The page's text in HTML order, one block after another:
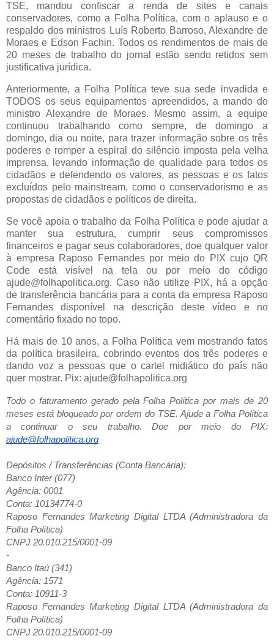
TSE, mandou confiscar a renda de sites e canais
conservadores, como a Folha Política, com o aplauso e o
respaldo dos ministros Luís Roberto Barroso, Alexandre de
Moraes e Edson Fachin. Todos os rendimentos de mais de
20 meses de trabalho do jornal estão sendo retidos sem
justificativa jurídica.
Anteriormente, a Folha Política teve sua sede invadida e
TODOS os seus equipamentos apreendidos, a mando do
ministro Alexandre de Moraes. Mesmo assim, a equipe
continuou trabalhando como sempre, de domingo a
domingo, dia ou noite, para trazer informação sobre os três
poderes e romper a espiral do silêncio imposta pela velha
imprensa, levando informação de qualidade para todos os
cidadãos e defendendo os valores, as pessoas e os fatos
excluídos pelo mainstream, como o conservadorismo e as
propostas de cidadãos e políticos de direita.
Se você apoia o trabalho da Folha Política e pode ajudar a
manter sua estrutura, cumprir seus compromissos
financeiros e pagar seus colaboradores, doe qualquer valor
à empresa Raposo Fernandes por meio do PIX cujo QR
Code está visível na tela ou por meio do código
ajude@folhapolitica.org. Caso não utilize PIX, há a opção
de transferência bancária para a conta da empresa Raposo
Fernandes disponível na descrição deste vídeo e no
comentário fixado no topo.
Há mais de 10 anos, a Folha Política vem mostrando fatos
da política brasileira, cobrindo eventos dos três poderes e
dando voz a pessoas que o cartel midiático do país não
quer mostrar. Pix: ajude@folhapolitica.org
Todo o faturamento gerado pela Folha Política por mais de 20
meses está bloqueado por ordem do TSE. Ajude a Folha Política
a continuar o seu trabalho. Doe por meio do PIX:
ajude@folhapolitica.org
Depósitos / Transferências (Conta Bancária):
Banco Inter (077)
Agência: 0001
Conta: 10134774-0
Raposo Fernandes Marketing Digital LTDA (Administradora da
Folha Política)
CNPJ 20.010.215/0001-09
-
Banco Itaú (341)
Agência: 1571
Conta: 10911-3
Raposo Fernandes Marketing Digital LTDA (Administradora da
Folha Política)
CNPJ 20.010.215/0001-09